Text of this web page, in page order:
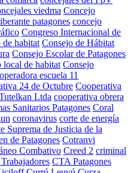
viedma Concejo
patagones concejo
Congreso Internacional de
de habitat Consejo de Hábitat
Consejo Escolar de Patagones
local de habitat Consejo
escuela 11
24 de Octubre Cooperativa
Ltda cooperativa obrera
Sanitarios Patagones Coral
coronavirus corte de energía
Suprema de Justicia de la
de Patagones Cotranvi
Combativo Creed 2 criminal
CTA Patagones